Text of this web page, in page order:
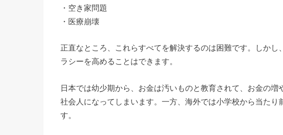
・空き家問題
・医療崩壊
正直なところ、これらすべてを解決するのは困難です。しか
ラシーを高めることはできます。
日本では幼少期から、お金は汚いものと教育されて、お金の増
社会人になってしまいます。一方、海外では小学校から当たり
す。